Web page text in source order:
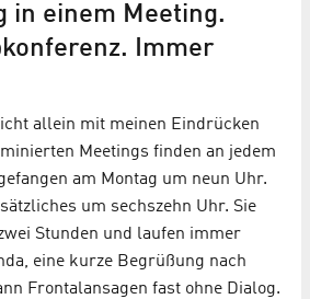
in einem Meeting.
Immer
allein mit meinen Eindrücken
Meetings finden an jedem
am Montag um neun Uhr.
um sechszehn Uhr. Sie
Stunden und laufen immer
eine kurze Begrüßung nach
Frontalansagen fast ohne Dialog.